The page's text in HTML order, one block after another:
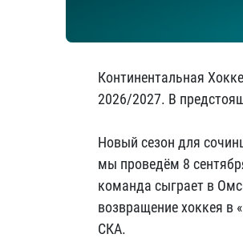
Континентальная
2026/2027. В
Новый сезон для
мы проведём 8
команда сыграет в
возвращение хоккея в
СКА.